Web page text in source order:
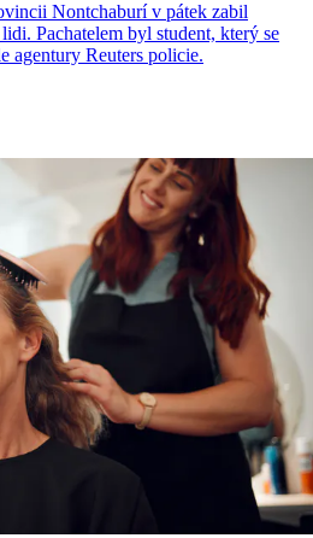
Nontchaburí v pátek zabil
Pachatelem byl student, který se
agentury Reuters policie.